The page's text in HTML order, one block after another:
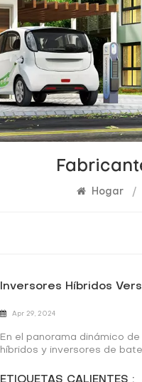
Hogar /
Inversores Híbridos
Apr 29, 2024
En el panorama dinámico
híbridos y inversores de
características funcionales
ETIQUETAS CALIENTES :